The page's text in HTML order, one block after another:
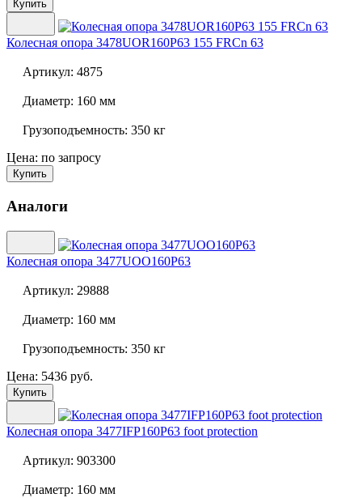
Купить
Колесная опора 3478UOR160P63 155 FRCn 63
Артикул: 4875
Диаметр: 160 мм
Грузоподъемность: 350 кг
Цена: по запросу
Купить
Аналоги
Колесная опора 3477UOO160P63
Артикул: 29888
Диаметр: 160 мм
Грузоподъемность: 350 кг
Цена: 5436 руб.
Купить
Колесная опора 3477IFP160P63 foot protection
Артикул: 903300
Диаметр: 160 мм